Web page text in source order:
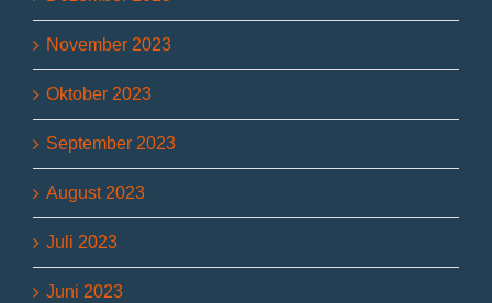
November 2023
Oktober 2023
September 2023
August 2023
Juli 2023
Juni 2023